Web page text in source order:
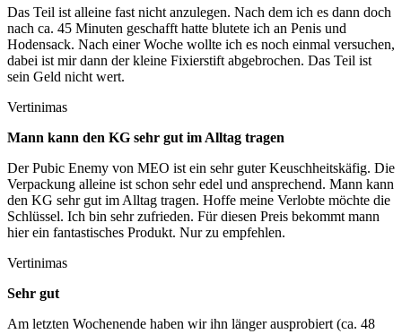
Das Teil ist alleine fast nicht anzulegen. Nach dem ich es dann doch
nach ca. 45 Minuten geschafft hatte blutete ich an Penis und
Hodensack. Nach einer Woche wollte ich es noch einmal versuchen,
dabei ist mir dann der kleine Fixierstift abgebrochen. Das Teil ist
sein Geld nicht wert.
Vertinimas
Mann kann den KG sehr gut im Alltag tragen
Der Pubic Enemy von MEO ist ein sehr guter Keuschheitskäfig. Die
Verpackung alleine ist schon sehr edel und ansprechend. Mann kann
den KG sehr gut im Alltag tragen. Hoffe meine Verlobte möchte die
Schlüssel. Ich bin sehr zufrieden. Für diesen Preis bekommt mann
hier ein fantastisches Produkt. Nur zu empfehlen.
Vertinimas
Sehr gut
Am letzten Wochenende haben wir ihn länger ausprobiert (ca. 48